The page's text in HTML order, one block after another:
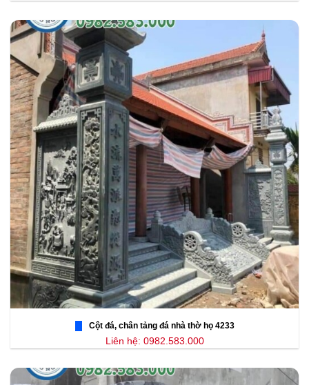
Cột đá, chân tảng đá nhà thờ họ 4233
Liên hệ: 0982.583.000